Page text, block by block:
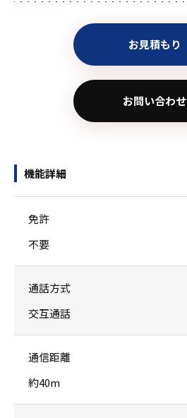
お見積もり
お問い合わせ
機能詳細
免許
不要
通話方式
交互通話
通信距離
約40m